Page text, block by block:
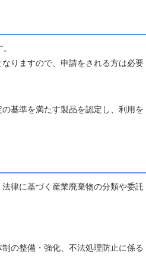
りますので、申請をされる方は必要
基準を満たす製品を認定し、利用を
律に基づく産業廃棄物の分類や委託
の整備・強化、不法処理防止に係る